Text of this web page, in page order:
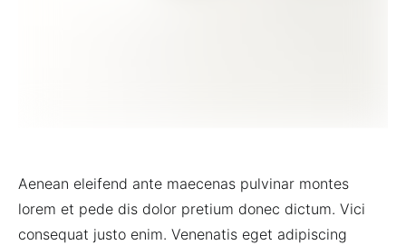
Aenean eleifend ante maecenas pulvinar montes
lorem et pede dis dolor pretium donec dictum. Vici
consequat justo enim. Venenatis eget adipiscing